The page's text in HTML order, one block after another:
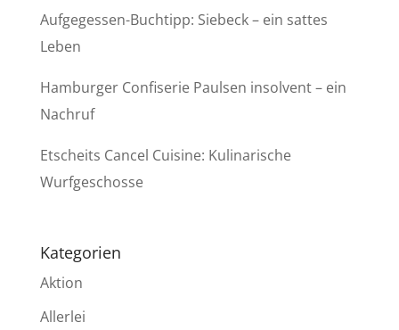
Aufgegessen-Buchtipp: Siebeck – ein sattes
Leben
Hamburger Confiserie Paulsen insolvent – ein
Nachruf
Etscheits Cancel Cuisine: Kulinarische
Wurfgeschosse
Kategorien
Aktion
Allerlei